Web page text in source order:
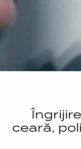
ceară,